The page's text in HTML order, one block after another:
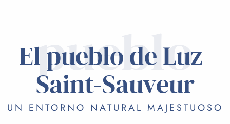
pueblo
El pueblo de Luz-
Saint-Sauveur
UN ENTORNO NATURAL MAJESTUOSO